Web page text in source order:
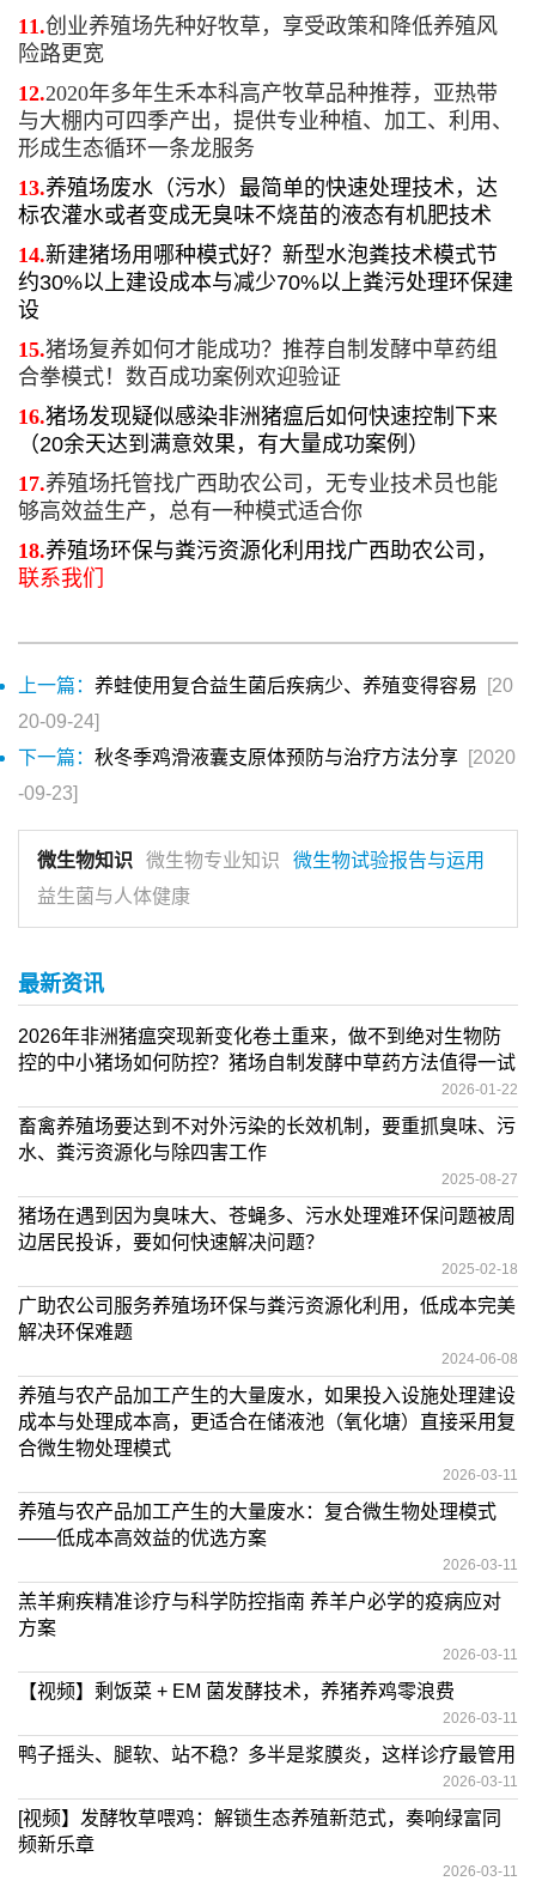
11.创业养殖场先种好牧草，享受政策和降低养殖风
险路更宽
12.2020年多年生禾本科高产牧草品种推荐，亚热带
与大棚内可四季产出，提供专业种植、加工、利用、
形成生态循环一条龙服务
13.养殖场废水（污水）最简单的快速处理技术，达
标农灌水或者变成无臭味不烧苗的液态有机肥技术
14.新建猪场用哪种模式好？新型水泡粪技术模式节
约30%以上建设成本与减少70%以上粪污处理环保建
设
15.猪场复养如何才能成功？推荐自制发酵中草药组
合拳模式！数百成功案例欢迎验证
16.猪场发现疑似感染非洲猪瘟后如何快速控制下来
（20余天达到满意效果，有大量成功案例）
17.养殖场托管找广西助农公司，无专业技术员也能
够高效益生产，总有一种模式适合你
18.养殖场环保与粪污资源化利用找广西助农公司，
联系我们
上一篇： 养蛙使用复合益生菌后疾病少、养殖变得容易
[20
20-09-24]
下一篇： 秋冬季鸡滑液囊支原体预防与治疗方法分享 [2020
-09-23]
微生物知识 微生物专业知识
微生物试验报告与运用
益生菌与人体健康
最新资讯
2026年非洲猪瘟突现新变化卷土重来，做不到绝对生物防
控的中小猪场如何防控？猪场自制发酵中草药方法值得一试
2026-01-22
畜禽养殖场要达到不对外污染的长效机制，要重抓臭味、污
水、粪污资源化与除四害工作
2025-08-27
猪场在遇到因为臭味大、苍蝇多、污水处理难环保问题被周
边居民投诉，要如何快速解决问题？
2025-02-18
广助农公司服务养殖场环保与粪污资源化利用，低成本完美
解决环保难题
2024-06-08
养殖与农产品加工产生的大量废水，如果投入设施处理建设
成本与处理成本高，更适合在储液池（氧化塘）直接采用复
合微生物处理模式
2026-03-11
养殖与农产品加工产生的大量废水：复合微生物处理模式
——低成本高效益的优选方案
2026-03-11
羔羊痢疾精准诊疗与科学防控指南 养羊户必学的疫病应对
方案
2026-03-11
【视频】剩饭菜 + EM 菌发酵技术，养猪养鸡零浪费
2026-03-11
鸭子摇头、腿软、站不稳？多半是浆膜炎，这样诊疗最管用
2026-03-11
[视频】发酵牧草喂鸡：解锁生态养殖新范式，奏响绿富同
频新乐章
2026-03-11